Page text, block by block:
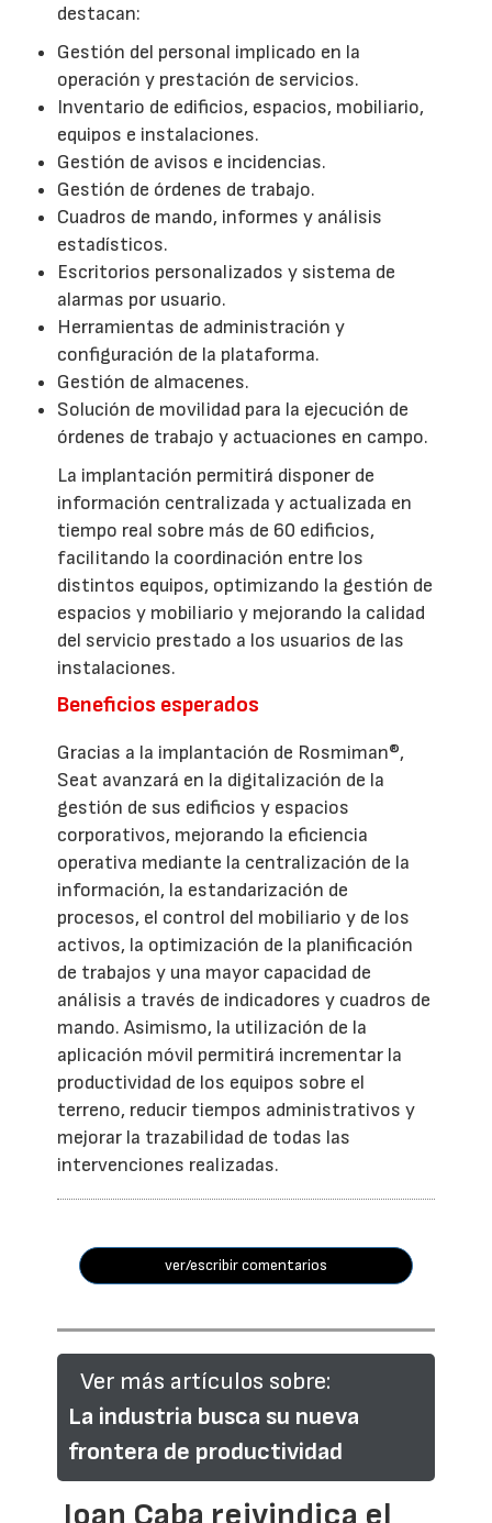
destacan:
Gestión del personal implicado en la
operación y prestación de servicios.
Inventario de edificios, espacios, mobiliario,
equipos e instalaciones.
Gestión de avisos e incidencias.
Gestión de órdenes de trabajo.
Cuadros de mando, informes y análisis
estadísticos.
Escritorios personalizados y sistema de
alarmas por usuario.
Herramientas de administración y
configuración de la plataforma.
Gestión de almacenes.
Solución de movilidad para la ejecución de
órdenes de trabajo y actuaciones en campo.
La implantación permitirá disponer de
información centralizada y actualizada en
tiempo real sobre más de 60 edificios,
facilitando la coordinación entre los
distintos equipos, optimizando la gestión de
espacios y mobiliario y mejorando la calidad
del servicio prestado a los usuarios de las
instalaciones.
Beneficios esperados
Gracias a la implantación de Rosmiman®,
Seat avanzará en la digitalización de la
gestión de sus edificios y espacios
corporativos, mejorando la eficiencia
operativa mediante la centralización de la
información, la estandarización de
procesos, el control del mobiliario y de los
activos, la optimización de la planificación
de trabajos y una mayor capacidad de
análisis a través de indicadores y cuadros de
mando. Asimismo, la utilización de la
aplicación móvil permitirá incrementar la
productividad de los equipos sobre el
terreno, reducir tiempos administrativos y
mejorar la trazabilidad de todas las
intervenciones realizadas.
ver/escribir comentarios
Ver más artículos sobre:
La industria busca su nueva
frontera de productividad